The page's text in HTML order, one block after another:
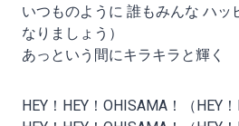
いつものように 誰もみんな ハッ
なりましょう）
あっという間にキラキラと輝く
HEY！HEY！OHISAMA！（HEY